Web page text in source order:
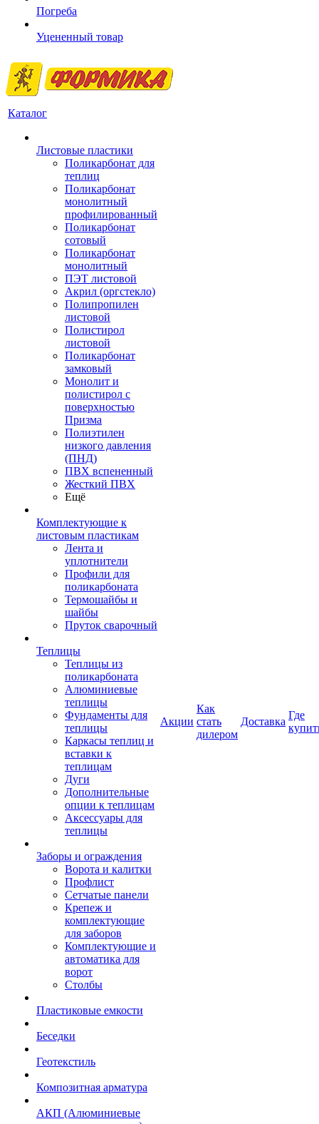
Погреба
Уцененный товар
Каталог
Листовые пластики
Поликарбонат для
теплиц
Поликарбонат
монолитный
профилированный
Поликарбонат
сотовый
Поликарбонат
монолитный
ПЭТ листовой
Акрил (оргстекло)
Полипропилен
листовой
Полистирол
листовой
Поликарбонат
замковый
Монолит и
полистирол с
поверхностью
Призма
Полиэтилен
низкого давления
(ПНД)
ПВХ вспененный
Жесткий ПВХ
Ещё
Комплектующие к
листовым пластикам
Лента и
уплотнители
Профили для
поликарбоната
Термошайбы и
шайбы
Пруток сварочный
Теплицы
Теплицы из
поликарбоната
Алюминиевые
теплицы
Фундаменты для
теплицы
Каркасы теплиц и
вставки к
теплицам
Дуги
Дополнительные
опции к теплицам
Аксессуары для
теплицы
Заборы и ограждения
Ворота и калитки
Профлист
Сетчатые панели
Крепеж и
комплектующие
для заборов
Комплектующие и
автоматика для
ворот
Столбы
Пластиковые емкости
Беседки
Геотекстиль
Композитная арматура
АКП (Алюминиевые
Акции
Как
стать
дилером
Доставка
Где